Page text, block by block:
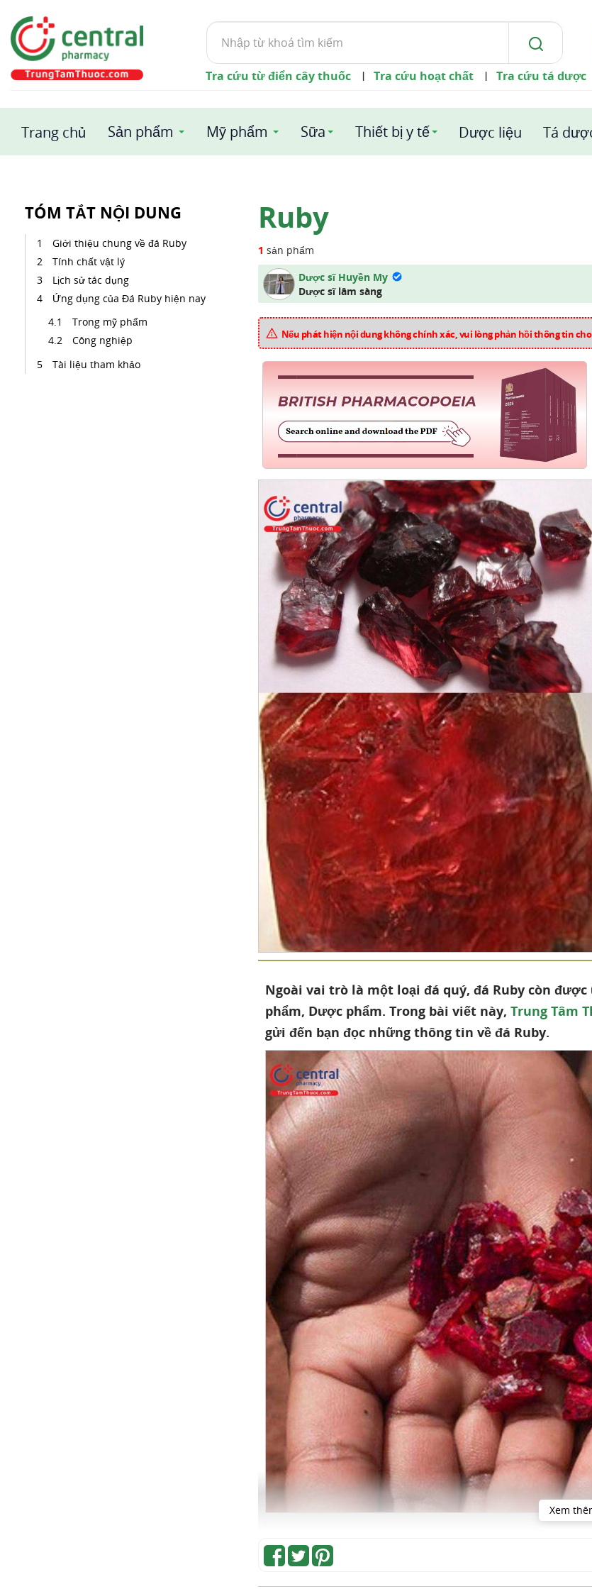
Tìm
kiếm
Tra cứu từ điển cây thuốc | Tra cứu hoạt chất | Tra cứu tá dược
Trang chủ Sản phẩm Mỹ phẩm Sữa Thiết bị y tế Dược liệu Tá
TÓM TẮT NỘI DUNG
Giới thiệu chung về đá Ruby
Tính chất vật lý
Lịch sử tác dụng
Ứng dụng của Đá Ruby hiện nay
Trong mỹ phẩm
Công nghiệp
Tài liệu tham khảo
Ruby
1 sản phẩm
Dược sĩ Huyền My
Dược sĩ lâm sàng
Nếu phát hiện nội dung không chính xác, vui lòng phản hồi thông tin
Ngoài vai trò là một loại đá quý, đá Ruby còn
phẩm, Dược phẩm. Trong bài viết này, Trung Tâm
gửi đến bạn đọc những thông tin về đá Ruby.
1Giới thiệu chung về đá Ruby
Xem